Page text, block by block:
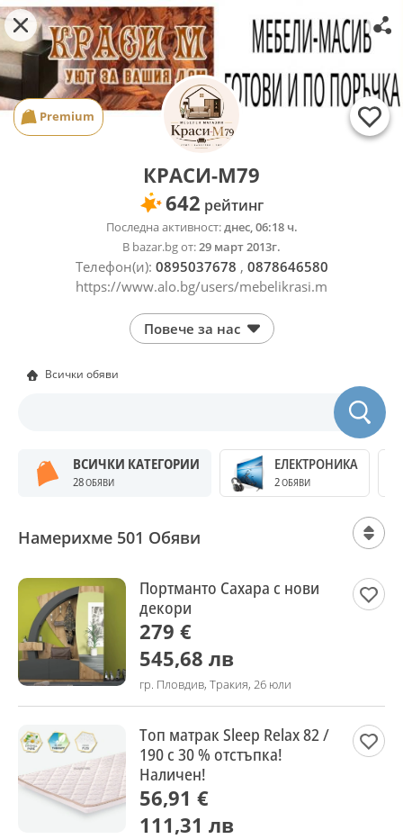
Premium
КРАСИ-М79
642 рейтинг
Последна активност:днес, 06:18 ч.
В bazar.bg от:29 март 2013г.
Телефон(и): 0895037678 , 0878646580
https://www.alo.bg/users/mebelikrasi.m
Повече за нас
Всички обяви
ВСИЧКИ КАТЕГОРИИ
28ОБЯВИ
ЕЛЕКТРОНИКА
2ОБЯВИ
Намерихме 501 Обяви
Портманто Сахара с нови
декори
279 €
545,68 лв
гр. Пловдив, Тракия, 26 юли
Топ матрак Sleep Relax 82 /
190 с 30 % отстъпка!
Наличен!
56,91 €
111,31 лв